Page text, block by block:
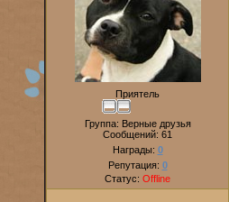
Приятель
Группа: Верные друзья
Сообщений: 61
Награды: 0
Репутация: 0
Статус: Offline